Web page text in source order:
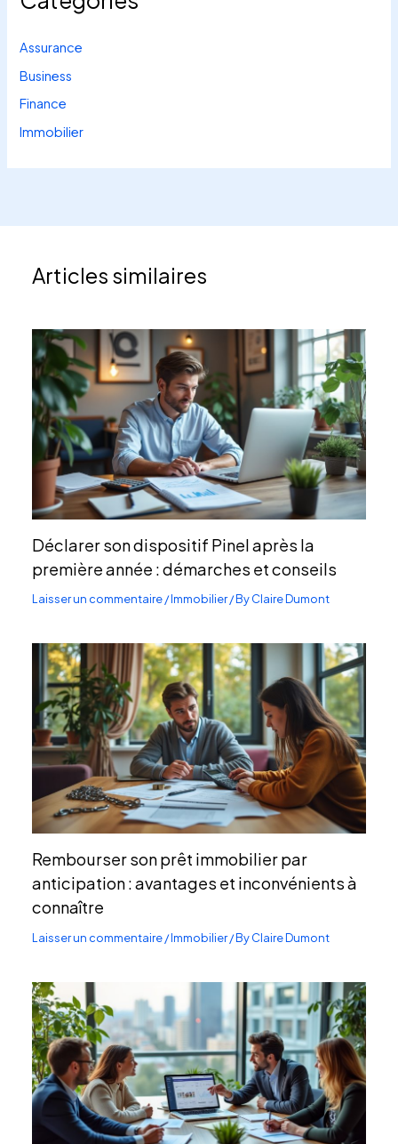
Assurance
Business
Finance
Immobilier
Articles similaires
Déclarer son dispositif Pinel après la
première année : démarches et conseils
Laisser un commentaire/Immobilier/ ByClaire Dumont
Rembourser son prêt immobilier par
anticipation : avantages et inconvénients à
connaître
Laisser un commentaire/Immobilier/ ByClaire Dumont